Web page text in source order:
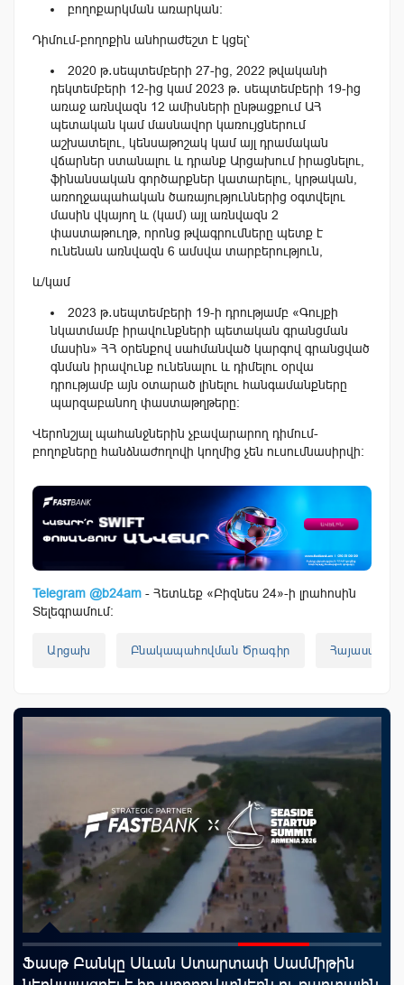
բողոքարկման առարկան։
Դիմում-բողոքին անհրաժեշտ է կցել՝
2020 թ․սեպտեմբերի 27-ից, 2022 թվականի
դեկտեմբերի 12-ից կամ 2023 թ․ սեպտեմբերի 19-ից
առաջ առնվազն 12 ամիսների ընթացքում ԱՀ
պետական կամ մասնավոր կառույցներում
աշխատելու, կենսաթոշակ կամ այլ դրամական
վճարներ ստանալու և դրանք Արցախում իրացնելու,
ֆինանսական գործարքներ կատարելու, կրթական,
առողջապահական ծառայություններից օգտվելու
մասին վկայող և (կամ) այլ առնվազն 2
փաստաթուղթ, որոնց թվագրումները պետք է
ունենան առնվազն 6 ամսվա տարբերություն,
և/կամ
2023 թ․սեպտեմբերի 19-ի դրությամբ «Գույքի
նկատմամբ իրավունքների պետական գրանցման
մասին» ՀՀ օրենքով սահմանված կարգով գրանցված
գնման իրավունք ունենալու և դիմելու օրվա
դրությամբ այն օտարած լինելու հանգամանքները
պարզաբանող փաստաթղթերը։
Վերոնշյալ պահանջներին չբավարարող դիմում-
բողոքները հանձնաժողովի կողմից չեն ուսումնասիրվի։
Telegram @b24am - Հետևեք «Բիզնես 24»-ի լրահոսին
Տելեգրամում:
Արցախ Բնակապահովման Ծրագիր Հայաստան
Ֆասթ Բանկը Սևան Ստարտափ Սամմիթին